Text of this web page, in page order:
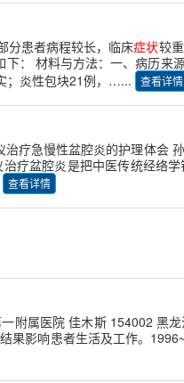
分患者病程较长，临床症状较
： 材料与方法：一、病历来
；炎性包块21例，…...
查看详情
疗急慢性盆腔炎的护理体会
疗盆腔炎是把中医传统经络
查看详情
附属医院 佳木斯 154002 黑
果影响患者生活及工作。